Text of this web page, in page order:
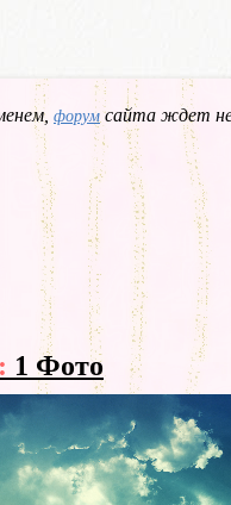
форум сайта ждет не
1 Фото